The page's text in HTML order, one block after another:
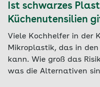
Ist schwarzes
Küchenutensilien
Viele Kochhelfer in der
Mikroplastik, das in
kann. Wie groß das
was die Alternativen